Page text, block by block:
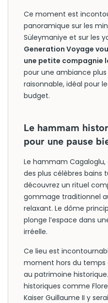
Ce moment est
panoramique sur les
Süleymaniye et sur les
Generation Voyage
une petite compagnie
pour une ambiance
raisonnable, idéal pour
budget.
Le hammam
pour une pause
Le hammam Cagaloglu,
des plus célèbres bains
découvrez un rituel
gommage traditionnel
relaxant. Le dôme
plonge l’espace dans
irréelle.
Ce lieu est
moment hors du
au patrimoine
historiques comme
Kaiser Guillaume II y